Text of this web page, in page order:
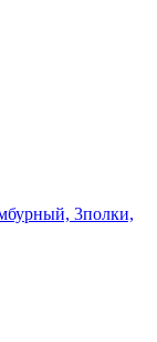
3полки,